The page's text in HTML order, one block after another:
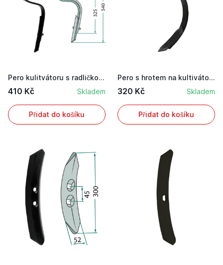
Pero kulitvátoru s radličkou o rozměru 32 x 10 ...
410 Kč Skladem
Přidat do košíku
Pero s hrotem na kultivátor a kombinátor dvou v...
320 Kč Skladem
Přidat do košíku